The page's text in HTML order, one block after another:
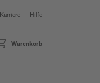
Karriere Hilfe
Warenkorb